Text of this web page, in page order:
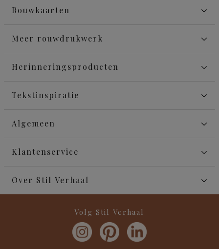
Rouwkaarten
Meer rouwdrukwerk
Herinneringsproducten
Tekstinspiratie
Algemeen
Klantenservice
Over Stil Verhaal
Volg Stil Verhaal